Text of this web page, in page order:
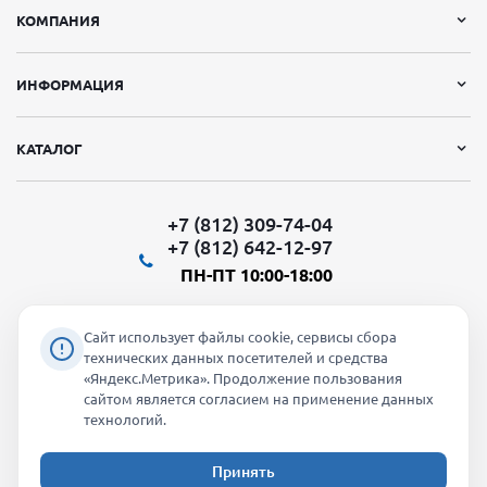
КОМПАНИЯ
ИНФОРМАЦИЯ
КАТАЛОГ
+7 (812) 309-74-04
+7 (812) 642-12-97
ПН-ПТ 10:00-18:00
Мы в социальных сетях:
2026 © "Молти" - оптовый магазин
Сайт использует файлы cookie, сервисы сбора
технических данных посетителей и средства
«Яндекс.Метрика». Продолжение пользования
сайтом является согласием на применение данных
технологий.
Принять